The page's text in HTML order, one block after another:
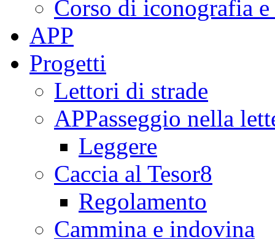
Corso di iconografia
APP
Progetti
Lettori di strade
APPasseggio nella
Leggere
Caccia al Tesor8
Regolamento
Cammina e indovina